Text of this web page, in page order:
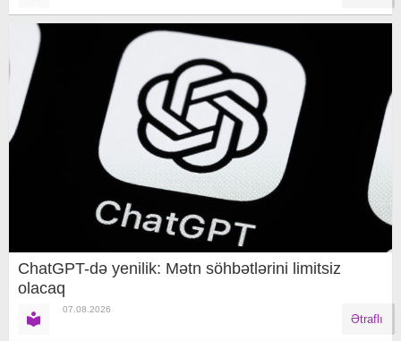
ChatGPT-də yenilik: Mətn söhbətlərini limitsiz
olacaq
07.08.2026
Ətraflı